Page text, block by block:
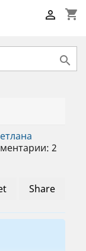
shopping_cart


2
Share